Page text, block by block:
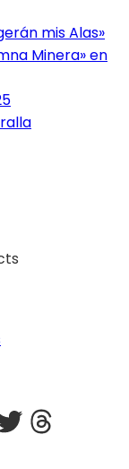
mis Alas»
Minera» en